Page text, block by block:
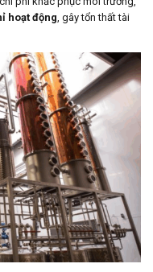
hoạt động , gây tổn thất tài